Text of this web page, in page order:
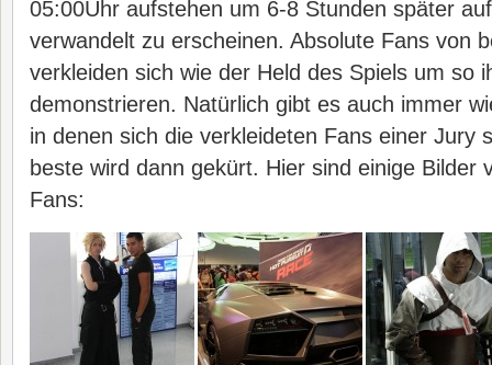
05:00Uhr aufstehen um 6-8 Stunden später
verwandelt zu erscheinen. Absolute Fans von
verkleiden sich wie der Held des Spiels um so
demonstrieren. Natürlich gibt es auch immer
in denen sich die verkleideten Fans einer Jury
beste wird dann gekürt. Hier sind einige Bilder
Fans: